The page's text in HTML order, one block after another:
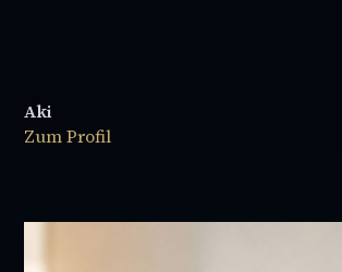
Aki
Zum Profil